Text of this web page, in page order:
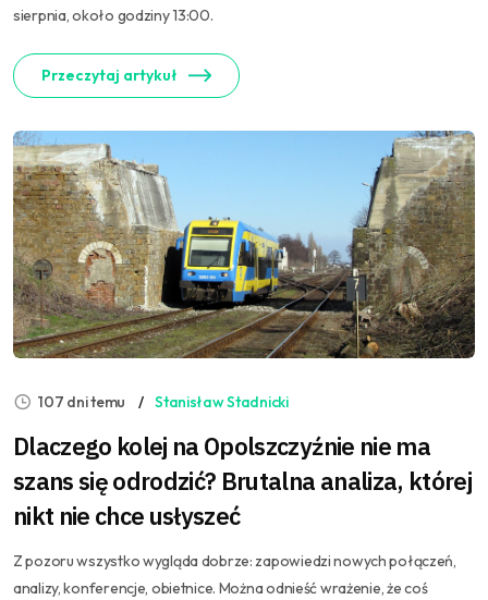
sierpnia, około godziny 13:00.
Przeczytaj artykuł
107 dni temu Stanisław Stadnicki
Dlaczego kolej na Opolszczyźnie nie ma
szans się odrodzić? Brutalna analiza, której
nikt nie chce usłyszeć
Z pozoru wszystko wygląda dobrze: zapowiedzi nowych połączeń,
analizy, konferencje, obietnice. Można odnieść wrażenie, że coś